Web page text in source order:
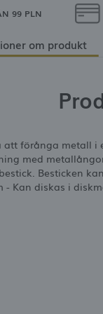
99 PLN
om produkt
att förånga metall i
med
Besticken
- Kan diskas i